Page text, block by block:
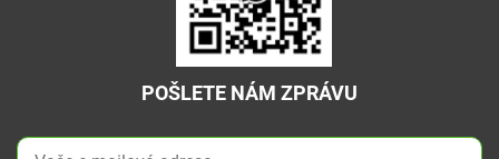
POŠLETE NÁM ZPRÁVU